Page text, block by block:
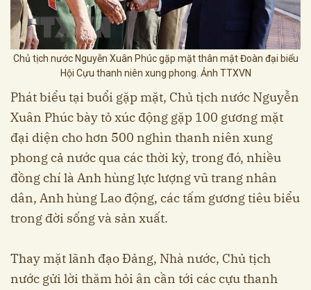
Chủ tịch nước Nguyễn Xuân Phúc gặp mặt thân mật Đoàn đại biểu
Hội Cựu thanh niên xung phong. Ảnh TTXVN
Phát biểu tại buổi gặp mặt, Chủ tịch nước Nguyễn
Xuân Phúc bày tỏ xúc động gặp 100 gương mặt
đại diện cho hơn 500 nghìn thanh niên xung
phong cả nước qua các thời kỳ, trong đó, nhiều
đồng chí là Anh hùng lực lượng vũ trang nhân
dân, Anh hùng Lao động, các tấm gương tiêu biểu
trong đời sống và sản xuất.
Thay mặt lãnh đạo Đảng, Nhà nước, Chủ tịch
nước gửi lời thăm hỏi ân cần tới các cựu thanh